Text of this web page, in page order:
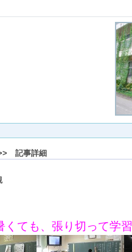
記事詳細
ても、張り切って学